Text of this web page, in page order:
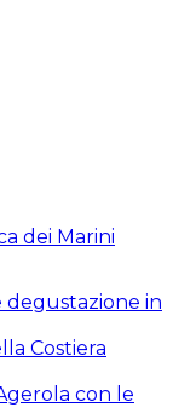
dei Marini
degustazione in
Costiera
con le